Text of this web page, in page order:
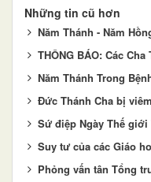
Những tin cũ hơn
Năm Thánh - Năm
THÔNG BÁO: Các Cha
Năm Thánh Trong
Đức Thánh Cha bị
Sứ điệp Ngày Thế giới
Suy tư của các Giáo
Phỏng vấn tân Tổng